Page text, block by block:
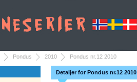
Pondus 2010 Pondus nr.12 2010
Detaljer for Pondus nr.12 2010